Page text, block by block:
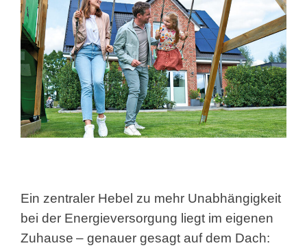
Ein zentraler Hebel zu mehr Unabhängigkeit
bei der Energieversorgung liegt im eigenen
Zuhause – genauer gesagt auf dem Dach: